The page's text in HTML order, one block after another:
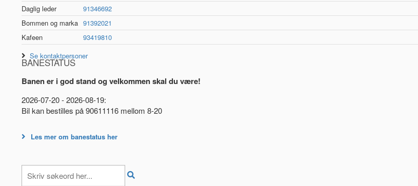
Daglig leder
91346692
Bommen og marka 91392021
Kafeen
93419810
Se kontaktpersoner
BANESTATUS
Banen er i god stand og velkommen skal du være!
2026-07-20 - 2026-08-19:
Bil kan bestilles på 90611116 mellom 8-20
Les mer om banestatus her